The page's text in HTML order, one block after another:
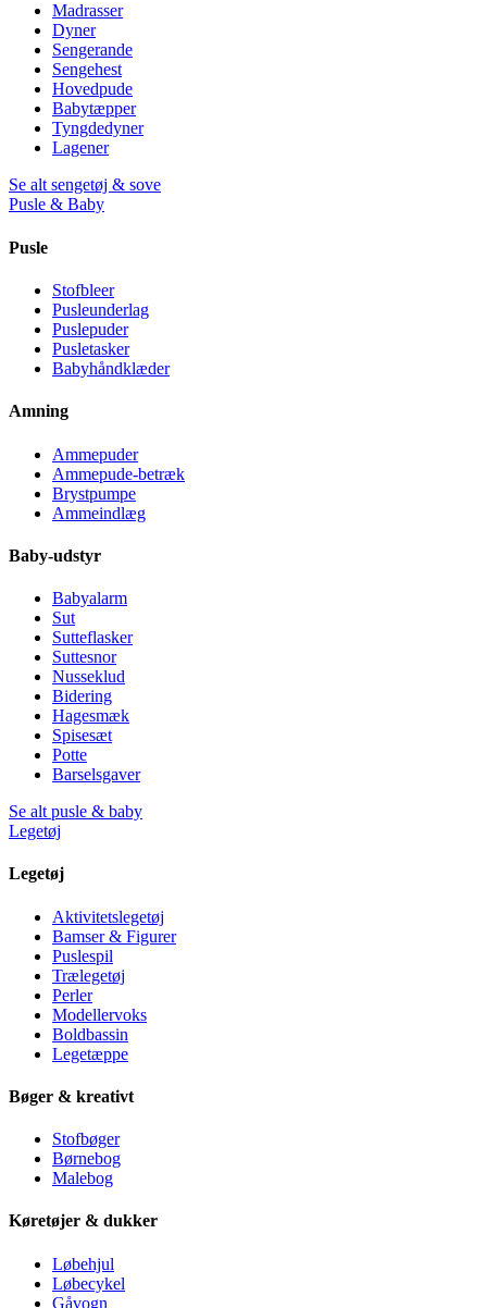
Madrasser
Dyner
Sengerande
Sengehest
Hovedpude
Babytæpper
Tyngdedyner
Lagener
Se alt sengetøj & sove
Pusle & Baby
Pusle
Stofbleer
Pusleunderlag
Puslepuder
Pusletasker
Babyhåndklæder
Amning
Ammepuder
Ammepude-betræk
Brystpumpe
Ammeindlæg
Baby-udstyr
Babyalarm
Sut
Sutteflasker
Suttesnor
Nusseklud
Bidering
Hagesmæk
Spisesæt
Potte
Barselsgaver
Se alt pusle & baby
Legetøj
Legetøj
Aktivitetslegetøj
Bamser & Figurer
Puslespil
Trælegetøj
Perler
Modellervoks
Boldbassin
Legetæppe
Bøger & kreativt
Stofbøger
Børnebog
Malebog
Køretøjer & dukker
Løbehjul
Løbecykel
Gåvogn